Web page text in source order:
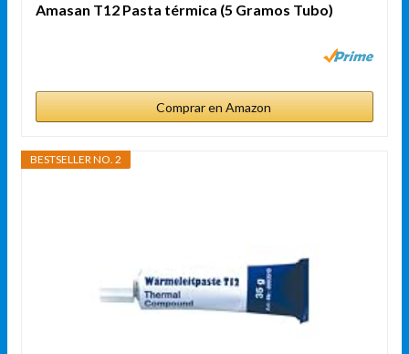
Amasan T12 Pasta térmica (5 Gramos Tubo)
Comprar en Amazon
BESTSELLER NO. 2